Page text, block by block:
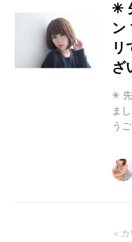
✳︎
ン
リ
ざ
✳︎
ま
う
＜